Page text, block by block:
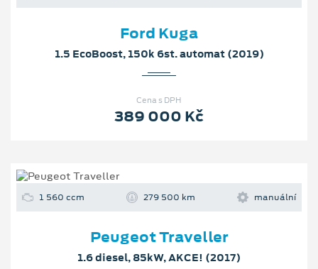
Ford Kuga
1.5 EcoBoost, 150k 6st. automat (2019)
Cena s DPH
389 000 Kč
1 560 ccm 279 500 km manuální
Peugeot Traveller
1.6 diesel, 85kW, AKCE! (2017)